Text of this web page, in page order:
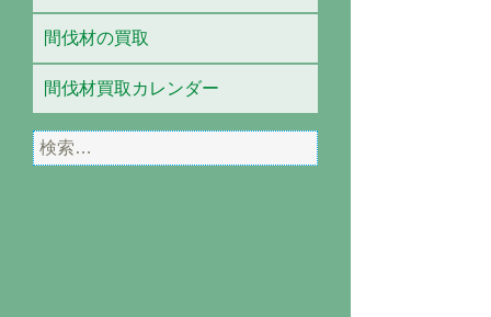
間伐材の買取
間伐材買取カレンダー